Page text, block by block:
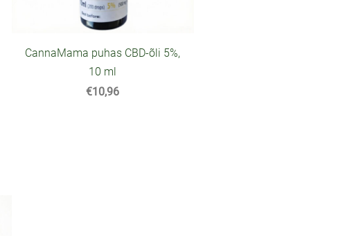
CannaMama puhas CBD-õli 5%,
10 ml
€10,96